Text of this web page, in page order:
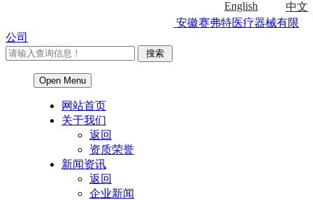
安徽赛弗特医疗器械有限
公司
Open Menu
网站首页
关于我们
返回
资质荣誉
新闻资讯
返回
企业新闻
中文
English